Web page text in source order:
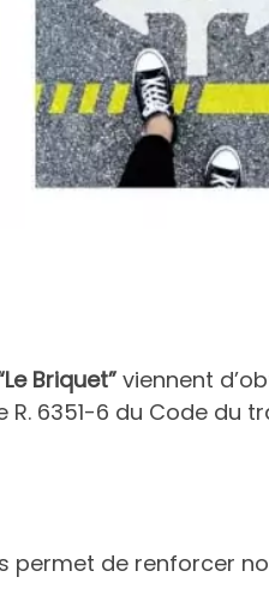
Briquet” viennent
6351-6 du Code du
permet de renforcer